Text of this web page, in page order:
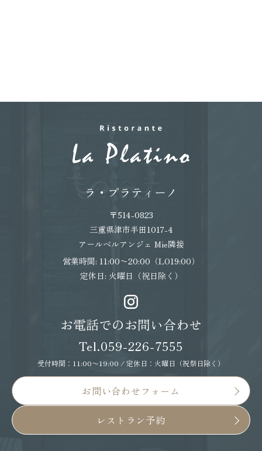
的は、以下のとおりです。
・ 当社サービスの提供・運営のため
するため（本人確認を行うことを含
む）
・ ユーザーが利用中のサービスの新機
能、更新情報、キャンペーン等及び当
社が提供する他のサービスの案内のメ
重要なお知らせなど必要に応じたご連
絡のため
・ 利用規約に違反したユーザーや、不
正・不当な目的でサービスを利用しよ
うとするユーザーの特定をし、ご利用
をお断りするため ・ ユーザーにご自身
の登録情報の閲覧や変更、削除、ご利
用状況の閲覧を行っていただくため
ラ・プラティーノ
〒514-0823
三重県津市半田1017-4
アールベルアンジェ Mie隣接
営業時間: 11:00〜20:00（LO19:00）
定休日: 火曜日（祝日除く）
お電話でのお問い合わせ
Tel.059-226-7555
受付時間：11:00〜19:00 / 定休日：火曜日（祝祭日除く）
お問い合わせフォーム
レストラン予約